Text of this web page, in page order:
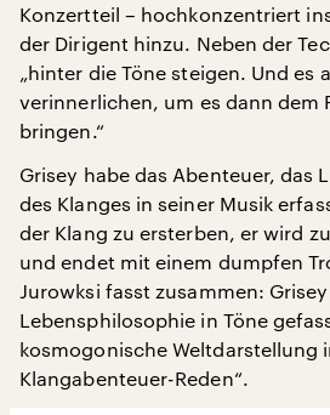
Konzertteil – hochkonzentriert
der Dirigent hinzu. Neben der
„hinter die Töne steigen. Und es
verinnerlichen, um es dann dem
bringen.“
Grisey habe das Abenteuer, das
des Klanges in seiner Musik
der Klang zu ersterben, er wird
und endet mit einem dumpfen
Jurowksi fasst zusammen:
Lebensphilosophie in Töne
kosmogonische Weltdarstellung
Klangabenteuer-Reden“.